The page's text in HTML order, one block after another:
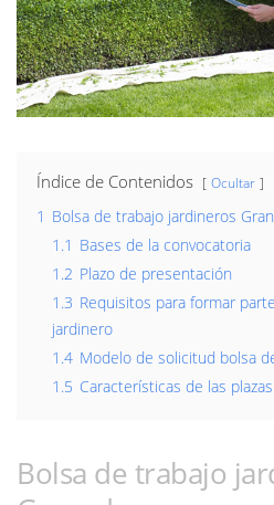
Índice de Contenidos Ocultar
1 Bolsa de trabajo jardineros
1.1 Bases de la convocatoria
1.2 Plazo de presentación
1.3 Requisitos para formar
jardinero
1.4 Modelo de solicitud bolsa
1.5 Características de las
Bolsa de trabajo